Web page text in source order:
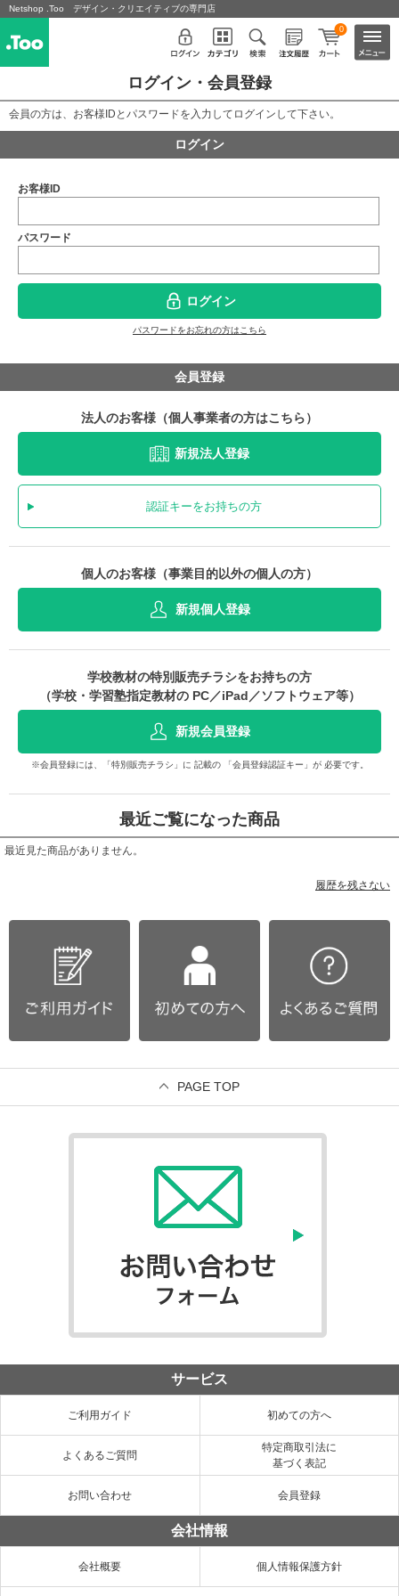
Netshop .Too デザイン・クリエイティブの専門店
0
ログイン・会員登録
会員の方は、お客様IDとパスワードを入力してログインして下さい。
ログイン
お客様ID
パスワード
ログイン
パスワードをお忘れの方はこちら
会員登録
法人のお客様（個人事業者の方はこちら）
新規法人登録
認証キーをお持ちの方
個人のお客様（事業目的以外の個人の方）
新規個人登録
学校教材の特別販売チラシをお持ちの方
（学校・学習塾指定教材の PC／iPad／ソフトウェア等）
新規会員登録
※会員登録には、「特別販売チラシ」に 記載の 「会員登録認証キー」が 必要です。
最近ご覧になった商品
最近見た商品がありません。
履歴を残さない
PAGE TOP
サービス
ご利用ガイド 初めての方へ
よくあるご質問
特定商取引法に
基づく表記
お問い合わせ 会員登録
会社情報
会社概要 個人情報保護方針